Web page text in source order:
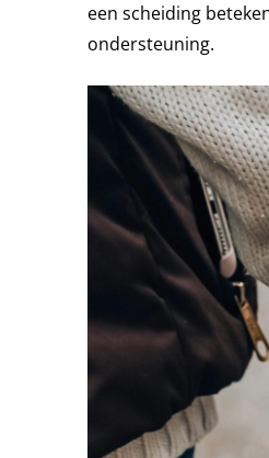
een scheiding
ondersteuning.